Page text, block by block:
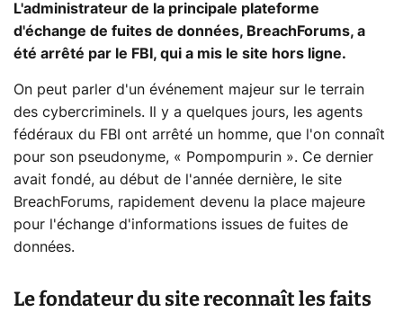
L'administrateur de la principale plateforme
d'échange de fuites de données, BreachForums, a
été arrêté par le FBI, qui a mis le site hors ligne.
On peut parler d'un événement majeur sur le terrain
des cybercriminels. Il y a quelques jours, les agents
fédéraux du FBI ont arrêté un homme, que l'on connaît
pour son pseudonyme, « Pompompurin ». Ce dernier
avait fondé, au début de l'année dernière, le site
BreachForums, rapidement devenu la place majeure
pour l'échange d'informations issues de fuites de
données.
Le fondateur du site reconnaît les faits